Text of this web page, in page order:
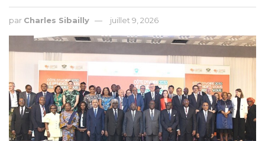
par Charles Sibailly juillet 9, 2026